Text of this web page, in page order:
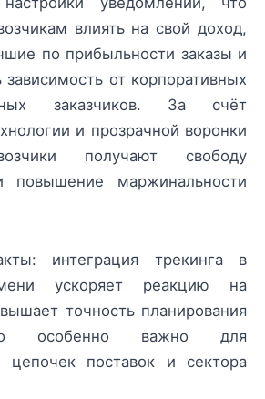
влиять на свой доход,
по прибыльности заказы и
от корпоративных
заказчиков. За счёт
и прозрачной воронки
получают свободу
повышение маржинальности
интеграция трекинга в
ускоряет реакцию на
точность планирования
особенно важно для
цепочек поставок и сектора